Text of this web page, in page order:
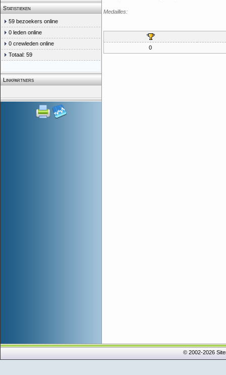
Statistieken
59 bezoekers online
0 leden online
0 crewleden online
Totaal: 59
Linkpartners
Medailles:
0
© 2002-2026